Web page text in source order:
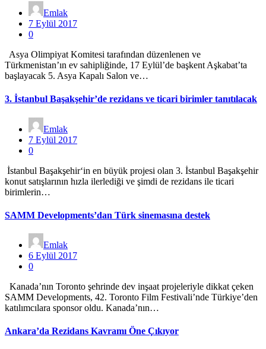
Emlak
7 Eylül 2017
0
Asya Olimpiyat Komitesi tarafından düzenlenen ve
Türkmenistan’ın ev sahipliğinde, 17 Eylül’de başkent Aşkabat’ta
başlayacak 5. Asya Kapalı Salon ve…
3. İstanbul Başakşehir’de rezidans ve ticari birimler tanıtılacak
Emlak
7 Eylül 2017
0
İstanbul Başakşehir‘in en büyük projesi olan 3. İstanbul Başakşehir
konut satışlarının hızla ilerlediği ve şimdi de rezidans ile ticari
birimlerin…
SAMM Developments’dan Türk sinemasına destek
Emlak
6 Eylül 2017
0
Kanada’nın Toronto şehrinde dev inşaat projeleriyle dikkat çeken
SAMM Developments, 42. Toronto Film Festivali’nde Türkiye’den
katılımcılara sponsor oldu. Kanada’nın…
Ankara’da Rezidans Kavramı Öne Çıkıyor